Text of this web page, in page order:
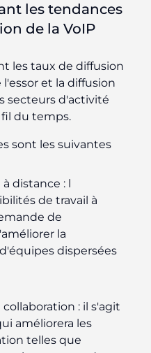
les tendances
de la VoIP
les taux de diffusion
et la diffusion
secteurs d'activité
du temps.
sont les suivantes
distance : l
de travail à
de
la
dispersées
: il s'agit
améliorera les
telles que